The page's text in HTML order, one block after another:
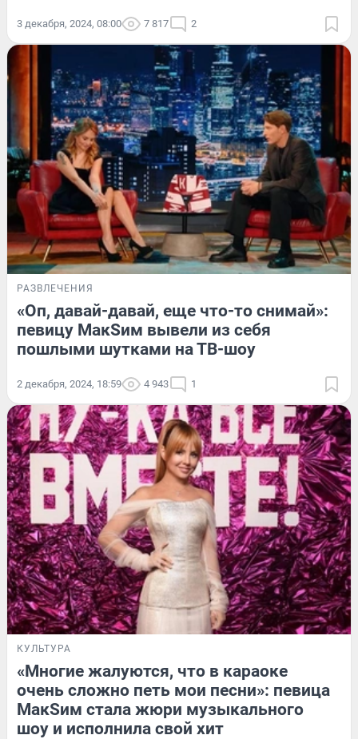
3 декабря, 2024, 08:00 7 817 2
РАЗВЛЕЧЕНИЯ
«Оп, давай-давай, еще что-то снимай»:
певицу МакSим вывели из себя
пошлыми шутками на ТВ-шоу
2 декабря, 2024, 18:59 4 943 1
КУЛЬТУРА
«Многие жалуются, что в караоке
очень сложно петь мои песни»: певица
МакSим стала жюри музыкального
шоу и исполнила свой хит